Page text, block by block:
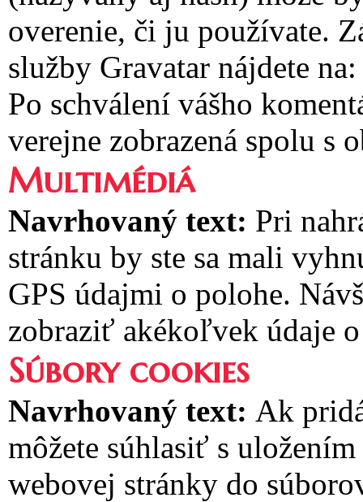
overenie, či ju používate.
služby Gravatar nájdete
Po schválení vášho
verejne zobrazená spolu s
Multimédiá
Navrhovaný text: Pri
stránku by ste sa mali
GPS údajmi o polohe.
zobraziť akékoľvek údaje
Súbory cookies
Navrhovaný text: Ak
môžete súhlasiť s
webovej stránky do